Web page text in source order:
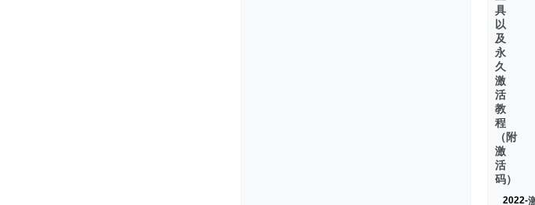
具
以
及
永
久
激
活
教
程
（附
激
活
码）
2022-